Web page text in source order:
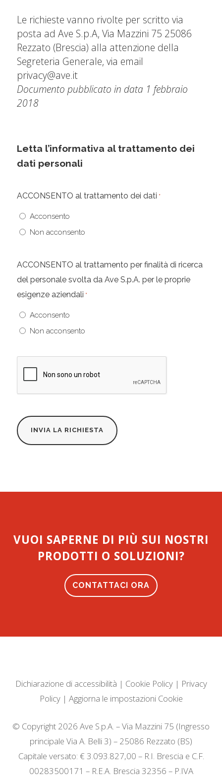
Le richieste vanno rivolte per scritto via
posta ad Ave S.p.A, Via Mazzini 75 25086
Rezzato (Brescia) alla attenzione della
Segreteria Generale, via email
privacy@ave.it
Documento pubblicato in data 1 febbraio
2018
Letta l’informativa al trattamento dei
dati personali
ACCONSENTO al trattamento dei dati *
Acconsento
Non acconsento
ACCONSENTO al trattamento per finalità di ricerca
del personale svolta da Ave S.p.A. per le proprie
esigenze aziendali *
Acconsento
Non acconsento
VUOI SAPERNE DI PIÙ SUI NOSTRI
PRODOTTI O SOLUZIONI?
CONTATTACI ORA
Dichiarazione di accessibilità | Cookie Policy| Privacy
Policy| Aggiorna le impostazioni Cookie
© Copyright 2026 Ave S.p.A. – Via Mazzini 75 (Ingresso
principale Via A. Belli 3) – 25086 Rezzato (BS)
Capitale versato: € 3.093.827,00 – R.I. Brescia e C.F.
00283500171 – R.E.A. Brescia 32356 – P.IVA